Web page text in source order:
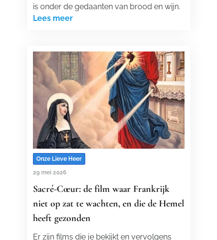
is onder de gedaanten van brood en wijn.
Lees meer
Onze Lieve Heer
29 mei 2026
Sacré-Cœur: de film waar Frankrijk
niet op zat te wachten, en die de Hemel
heeft gezonden
Er zijn films die je bekijkt en vervolgens